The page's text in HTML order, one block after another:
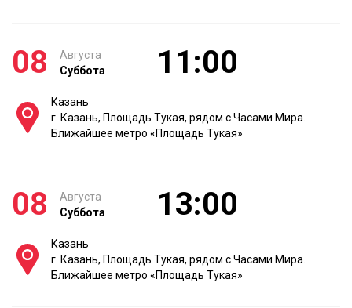
08
Августа
Суббота
11:00
Казань
г. Казань, Площадь Тукая, рядом с Часами Мира.
Ближайшее метро «Площадь Тукая»
08
Августа
Суббота
13:00
Казань
г. Казань, Площадь Тукая, рядом с Часами Мира.
Ближайшее метро «Площадь Тукая»